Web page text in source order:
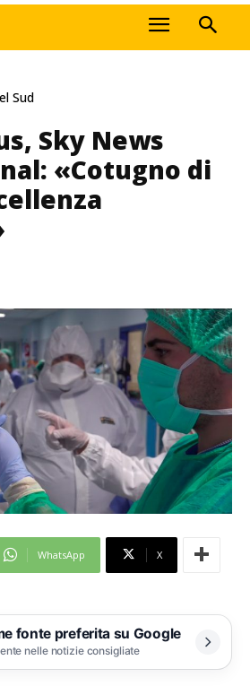
Sud
Sky News
«Cotugno di
WhatsApp X
fonte preferita su Google
nelle notizie consigliate